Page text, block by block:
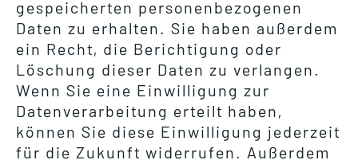
gespeicherten personenbezogenen
Daten zu erhalten. Sie haben außerdem
ein Recht, die Berichtigung oder
Löschung dieser Daten zu verlangen.
Wenn Sie eine Einwilligung zur
Datenverarbeitung erteilt haben,
können Sie diese Einwilligung jederzeit
für die Zukunft widerrufen. Außerdem